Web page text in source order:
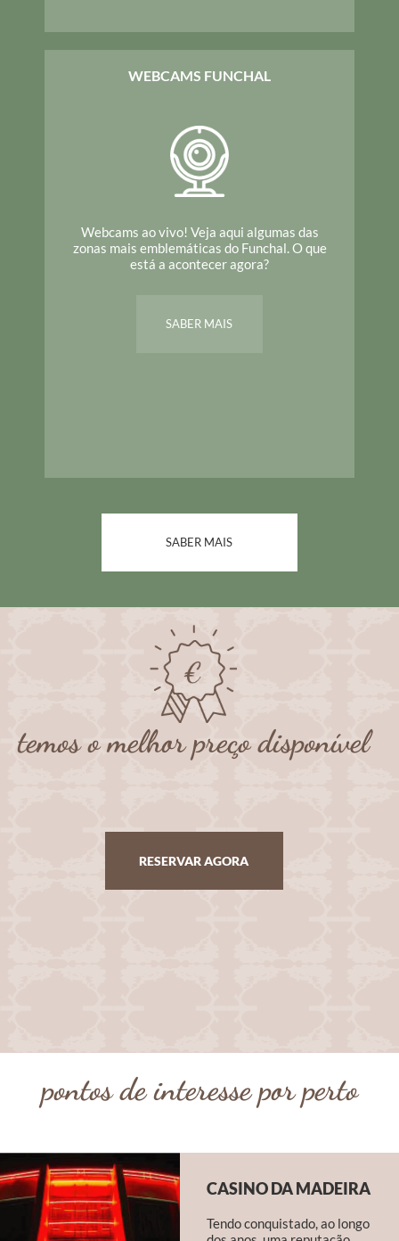
WEBCAMS FUNCHAL
Webcams ao vivo! Veja aqui algumas das
zonas mais emblemáticas do Funchal. O que
está a acontecer agora?
SABER MAIS
SABER MAIS
temos o melhor preço disponível
RESERVAR AGORA
pontos de interesse por perto
CASINO DA MADEIRA
Tendo conquistado, ao longo